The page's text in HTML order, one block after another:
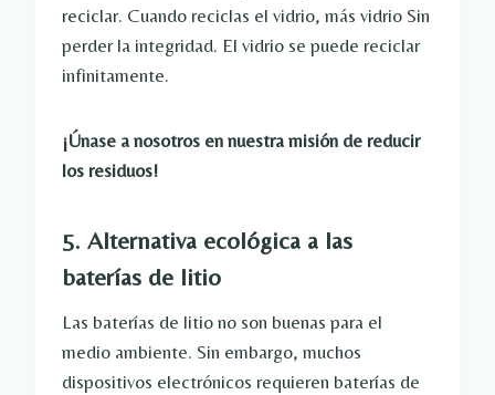
reciclar. Cuando reciclas el vidrio, más vidrio Sin
perder la integridad. El vidrio se puede reciclar
infinitamente.
¡Únase a nosotros en nuestra misión de reducir
los residuos!
5. Alternativa ecológica a las
baterías de litio
Las baterías de litio no son buenas para el
medio ambiente. Sin embargo, muchos
dispositivos electrónicos requieren baterías de